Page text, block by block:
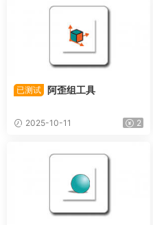
已测试 阿歪组工具
2025-10-11 2